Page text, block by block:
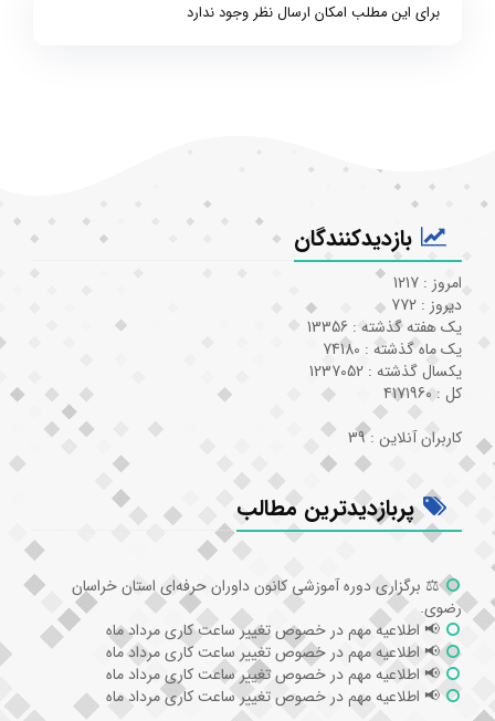
برای این مطلب امکان ارسال نظر وجود ندارد
بازدیدکنندگان
امروز : 1217
دیروز : 772
یک هفته گذشته : 13356
یک ماه گذشته : 74180
یکسال گذشته : 1237052
کل : 4171960
کاربران آنلاین : 39
پربازدیدترین مطالب
⚖️ برگزاری دوره آموزشی کانون داوران حرفه‌ای استان خراسان
رضوی.
📢 اطلاعیه مهم در خصوص تغییر ساعت کاری مرداد ماه
📢 اطلاعیه مهم در خصوص تغییر ساعت کاری مرداد ماه
📢 اطلاعیه مهم در خصوص تغییر ساعت کاری مرداد ماه
📢 اطلاعیه مهم در خصوص تغییر ساعت کاری مرداد ماه